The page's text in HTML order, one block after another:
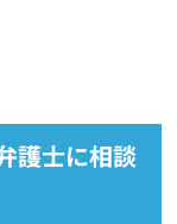
護士に相談